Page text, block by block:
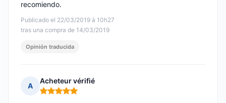
Publicado el 22/03/2019 à 10h27
tras una compra de 14/03/2019
recomiendo.
Opinión traducida
A
Acheteur vérifié
Nota: 5 de 5